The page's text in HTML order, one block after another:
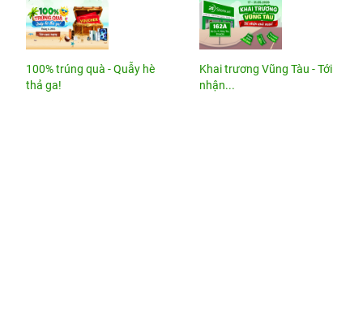
100% trúng quà - Quẫy hè
thả ga!
Khai trương Vũng Tàu - Tới
nhận...